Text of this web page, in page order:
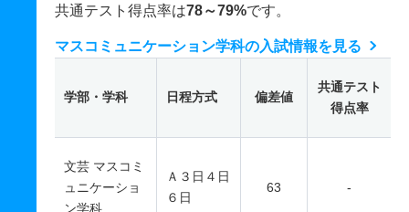
共通テスト得点率は78～79%です。
マスコミュニケーション学科の入試情報を見る
学部・学科 日程方式 偏差値
共通テスト
得点率
文芸 マスコミ
ュニケーショ
ン学科
Ａ３日４日
６日
63 -